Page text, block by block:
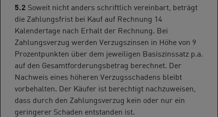
5.2 Soweit nicht anders schriftlich vereinbart, beträgt
die Zahlungsfrist bei Kauf auf Rechnung 14
Kalendertage nach Erhalt der Rechnung. Bei
Zahlungsverzug werden Verzugszinsen in Höhe von 9
Prozentpunkten über dem jeweiligen Basiszinssatz p.a.
auf den Gesamtforderungsbetrag berechnet. Der
Nachweis eines höheren Verzugsschadens bleibt
vorbehalten. Der Käufer ist berechtigt nachzuweisen,
dass durch den Zahlungsverzug kein oder nur ein
geringerer Schaden entstanden ist.